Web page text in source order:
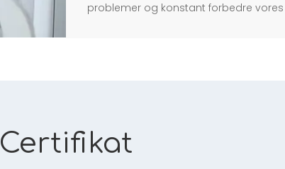
problemer og konstant forbedre
Certifikat